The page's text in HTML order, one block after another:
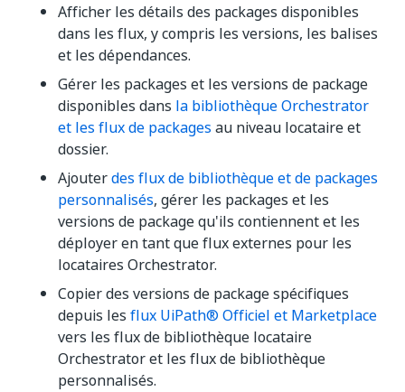
Afficher les détails des packages disponibles
dans les flux, y compris les versions, les balises
et les dépendances.
Gérer les packages et les versions de package
disponibles dans la bibliothèque Orchestrator
et les flux de packages au niveau locataire et
dossier.
Ajouterdes flux de bibliothèque et de packages
personnalisés, gérer les packages et les
versions de package qu'ils contiennent et les
déployer en tant que flux externes pour les
locataires Orchestrator.
Copier des versions de package spécifiques
depuis les flux UiPath® Officiel et Marketplace
vers les flux de bibliothèque locataire
Orchestrator et les flux de bibliothèque
personnalisés.